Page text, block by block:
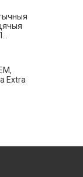
Extra